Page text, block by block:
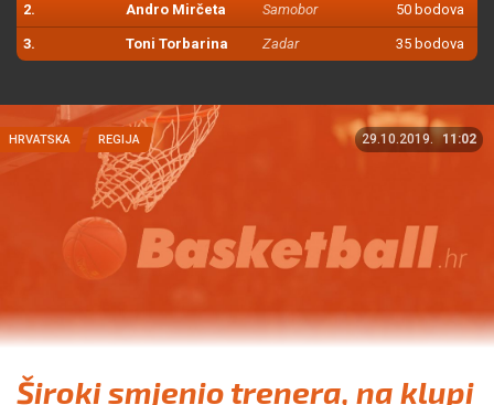
2. Andro Mirčeta Samobor 50 bodova
3. Toni Torbarina Zadar 35 bodova
HRVATSKA REGIJA 29.10.2019. 11:02
Široki smjenio trenera, na klupi